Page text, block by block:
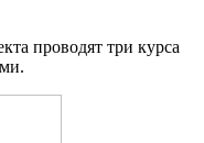
проводят три курса